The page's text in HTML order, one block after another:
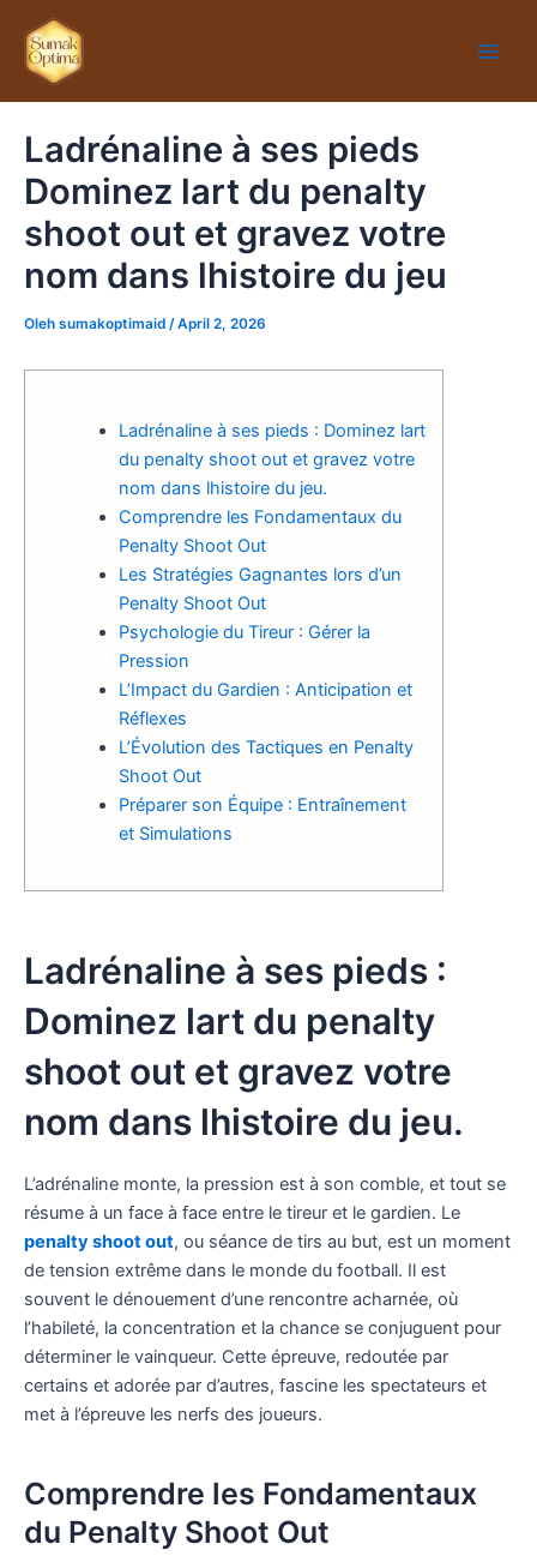
konten
Ladrénaline à ses pieds
Dominez lart du penalty
shoot out et gravez votre
nom dans lhistoire du jeu
Oleh sumakoptimaid /April 2, 2026
Ladrénaline à ses pieds : Dominez lart
du penalty shoot out et gravez votre
nom dans lhistoire du jeu.
Comprendre les Fondamentaux du
Penalty Shoot Out
Les Stratégies Gagnantes lors d’un
Penalty Shoot Out
Psychologie du Tireur : Gérer la
Pression
L’Impact du Gardien : Anticipation et
Réflexes
L’Évolution des Tactiques en Penalty
Shoot Out
Préparer son Équipe : Entraînement
et Simulations
Ladrénaline à ses pieds :
Dominez lart du penalty
shoot out et gravez votre
nom dans lhistoire du jeu.
L’adrénaline monte, la pression est à son comble, et tout se
résume à un face à face entre le tireur et le gardien. Le
penalty shoot out, ou séance de tirs au but, est un moment
de tension extrême dans le monde du football. Il est
souvent le dénouement d’une rencontre acharnée, où
l’habileté, la concentration et la chance se conjuguent pour
déterminer le vainqueur. Cette épreuve, redoutée par
certains et adorée par d’autres, fascine les spectateurs et
met à l’épreuve les nerfs des joueurs.
Comprendre les Fondamentaux
du Penalty Shoot Out